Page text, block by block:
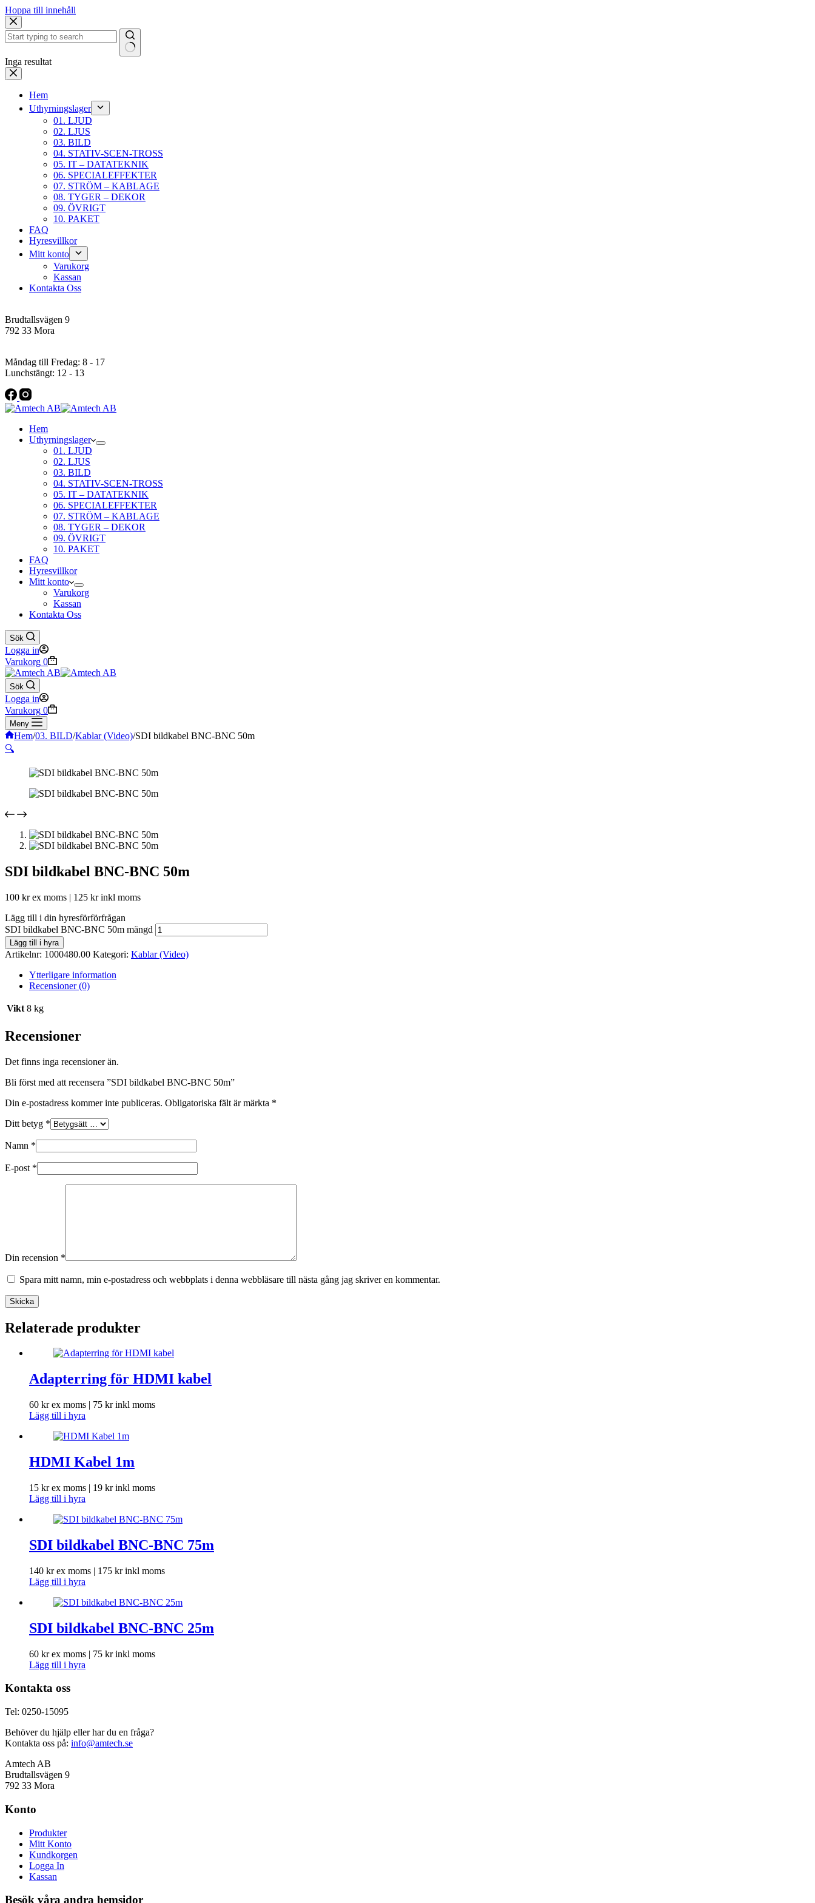
Hoppa till innehåll
Inga resultat
Hem
Uthyrningslager
01. LJUD
02. LJUS
03. BILD
04. STATIV-SCEN-TROSS
05. IT – DATATEKNIK
06. SPECIALEFFEKTER
07. STRÖM – KABLAGE
08. TYGER – DEKOR
09. ÖVRIGT
10. PAKET
FAQ
Hyresvillkor
Mitt konto
Varukorg
Kassan
Kontakta Oss
Brudtallsvägen 9
792 33 Mora
Måndag till Fredag: 8 - 17
Lunchstängt: 12 - 13
Hem
Uthyrningslager
01. LJUD
02. LJUS
03. BILD
04. STATIV-SCEN-TROSS
05. IT – DATATEKNIK
06. SPECIALEFFEKTER
07. STRÖM – KABLAGE
08. TYGER – DEKOR
09. ÖVRIGT
10. PAKET
FAQ
Hyresvillkor
Mitt konto
Varukorg
Kassan
Kontakta Oss
Sök
Logga in
Varukorg 0
Sök
Logga in
Varukorg 0
Meny
Hem/03. BILD/Kablar (Video)/SDI bildkabel BNC-BNC 50m
🔍
SDI bildkabel BNC-BNC 50m
100 krex moms | 125 krinkl moms
Lägg till i din hyresförförfrågan
SDI bildkabel BNC-BNC 50m mängd
Lägg till i hyra
Artikelnr: 1000480.00 Kategori: Kablar (Video)
Ytterligare information
Recensioner (0)
Vikt 8 kg
Recensioner
Det finns inga recensioner än.
Bli först med att recensera ”SDI bildkabel BNC-BNC 50m”
Din e-postadress kommer inte publiceras. Obligatoriska fält är märkta *
Ditt betyg *
Namn *
E-post *
Din recension *
Spara mitt namn, min e-postadress och webbplats i denna webbläsare till nästa gång jag skriver en kommentar.
Skicka
Relaterade produkter
Adapterring för HDMI kabel
60 krex moms | 75 krinkl moms
Lägg till i hyra
HDMI Kabel 1m
15 krex moms | 19 krinkl moms
Lägg till i hyra
SDI bildkabel BNC-BNC 75m
140 krex moms | 175 krinkl moms
Lägg till i hyra
SDI bildkabel BNC-BNC 25m
60 krex moms | 75 krinkl moms
Lägg till i hyra
Kontakta oss
Tel: 0250-15095
Behöver du hjälp eller har du en fråga?
Kontakta oss på: info@amtech.se
Amtech AB
Brudtallsvägen 9
792 33 Mora
Konto
Produkter
Mitt Konto
Kundkorgen
Logga In
Kassan
Besök våra andra hemsidor